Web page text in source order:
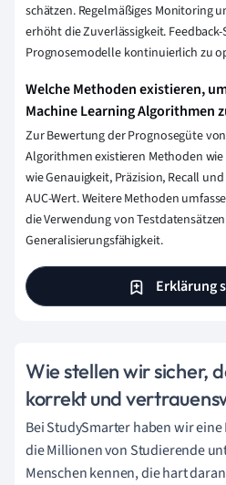
schätzen. Regelmäßiges Monitoring
erhöht die Zuverlässigkeit.
Prognosemodelle kontinuierlich zu
Welche Methoden existieren,
Machine Learning Algorithmen
Zur Bewertung der Prognosegüte
Algorithmen existieren Methoden
wie Genauigkeit, Präzision, Recall
AUC-Wert. Weitere Methoden
die Verwendung von
Generalisierungsfähigkeit.
Erklärung
Wie stellen wir sicher,
korrekt und
Bei StudySmarter haben wir
die Millionen von Studierende
Menschen kennen, die hart